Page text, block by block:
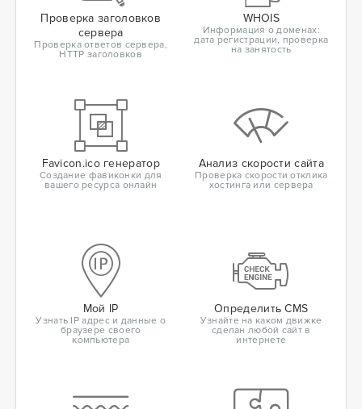
Проверка заголовков
сервера
Проверка ответов сервера,
HTTP заголовков
WHOIS
Информация о доменах:
дата регистрации, проверка
на занятость
Favicon.ico генератор
Создание фавиконки для
вашего ресурса онлайн
Анализ скорости сайта
Проверка скорости отклика
хостинга или сервера
Мой IP
Узнать IP адрес и данные о
браузере своего
компьютера
Определить CMS
Узнайте на каком движке
сделан любой сайт в
интернете